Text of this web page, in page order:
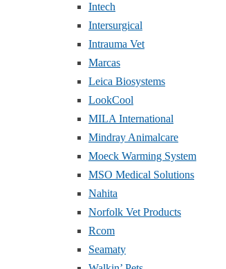
Intech
Intersurgical
Intrauma Vet
Marcas
Leica Biosystems
LookCool
MILA International
Mindray Animalcare
Moeck Warming System
MSO Medical Solutions
Nahita
Norfolk Vet Products
Rcom
Seamaty